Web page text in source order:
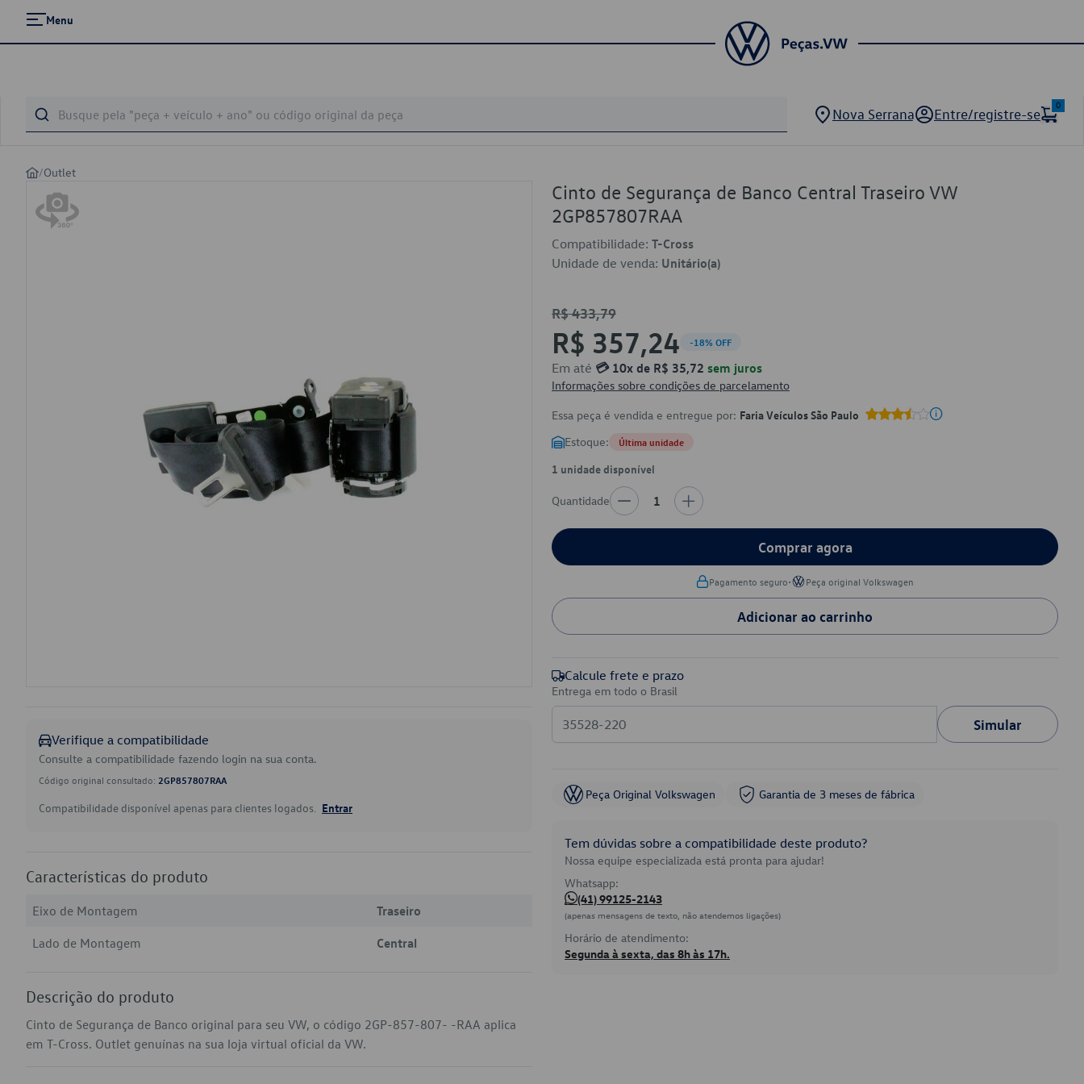
Menu
Nova Serrana Entre/registre-se
0
/Outlet
Verifique a compatibilidade
Consulte a compatibilidade fazendo login na sua conta.
Código original consultado: 2GP857807RAA
Compatibilidade disponível apenas para clientes logados. Entrar
Características do produto
Eixo de Montagem
Traseiro
Lado de Montagem
Central
Descrição do produto
Cinto de Segurança de Banco original para seu VW, o código 2GP-857-807- -RAA aplica
em T-Cross. Outlet genuínas na sua loja virtual oficial da VW.
Cinto de Segurança de Banco Central Traseiro VW
2GP857807RAA
Compatibilidade: T-Cross
Unidade de venda: Unitário(a)
R$ 433,79
R$ 357,24 -18% OFF
Em até 💳 10x de R$ 35,72 sem juros
Informações sobre condições de parcelamento
Essa peça é vendida e entregue por: Faria Veículos São Paulo
Estoque: Última unidade
1 unidade disponível
Quantidade 1
Comprar agora
Pagamento seguro• Peça original Volkswagen
Adicionar ao carrinho
Calcule frete e prazo
Entrega em todo o Brasil
Simular
Peça Original Volkswagen Garantia de 3 meses de fábrica
Tem dúvidas sobre a compatibilidade deste produto?
Nossa equipe especializada está pronta para ajudar!
Whatsapp:
(41) 99125-2143
(apenas mensagens de texto, não atendemos ligações)
Horário de atendimento:
Segunda à sexta, das 8h às 17h.